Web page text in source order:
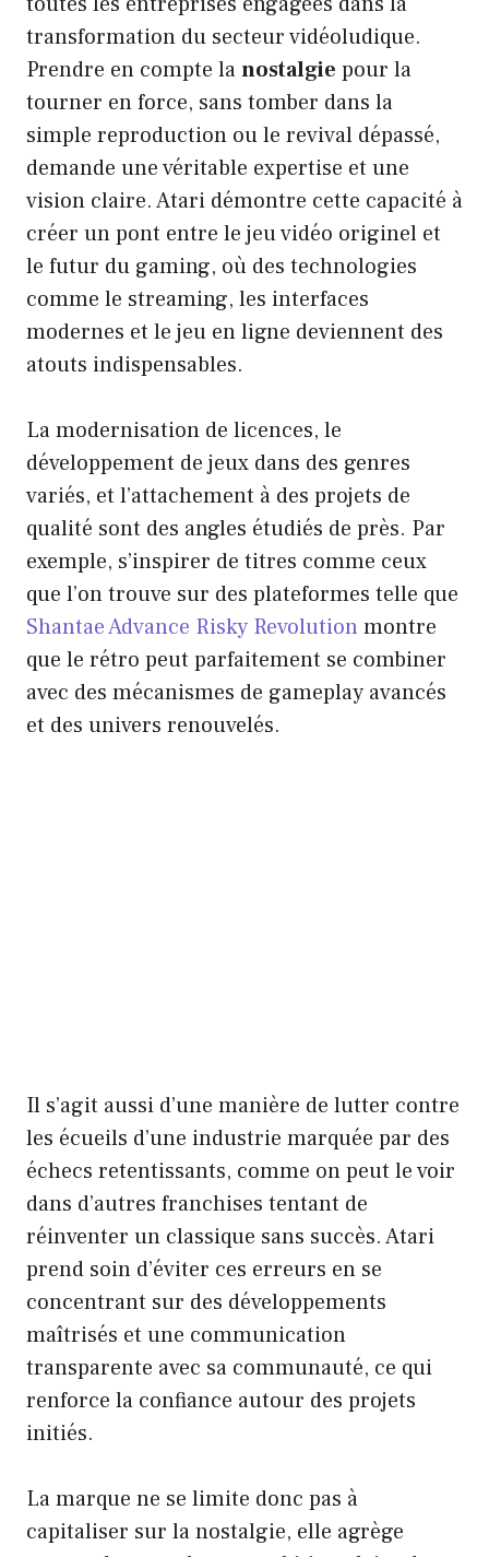
transformation du secteur vidéoludique.
Prendre en compte lanostalgie pour la
tourner en force, sans tomber dans la
simple reproduction ou le revival dépassé,
demande une véritable expertise et une
vision claire. Atari démontre cette capacité à
créer un pont entre le jeu vidéo originel et
le futur du gaming, où des technologies
comme le streaming, les interfaces
modernes et le jeu en ligne deviennent des
atouts indispensables.
La modernisation de licences, le
développement de jeux dans des genres
variés, et l’attachement à des projets de
qualité sont des angles étudiés de près. Par
exemple, s’inspirer de titres comme ceux
que l’on trouve sur des plateformes telle que
Shantae Advance Risky Revolutionmontre
que le rétro peut parfaitement se combiner
avec des mécanismes de gameplay avancés
et des univers renouvelés.
Il s’agit aussi d’une manière de lutter contre
les écueils d’une industrie marquée par des
échecs retentissants, comme on peut le voir
dans d’autres franchises tentant de
réinventer un classique sans succès. Atari
prend soin d’éviter ces erreurs en se
concentrant sur des développements
maîtrisés et une communication
transparente avec sa communauté, ce qui
renforce la confiance autour des projets
initiés.
La marque ne se limite donc pas à
capitaliser sur la nostalgie, elle agrège